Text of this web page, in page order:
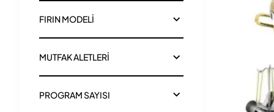
FIRIN MODELİ
MUTFAK ALETLERİ
PROGRAM SAYISI